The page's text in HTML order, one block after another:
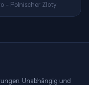
– Polnischer Zloty
Unabhängig und